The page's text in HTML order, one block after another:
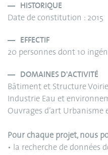
HISTORIQUE
Date de constitution : 2015
EFFECTIF
20 personnes dont 10
DOMAINES D'ACTIVITÉ
Bâtiment et Structure
Industrie Eau et
Ouvrages d’art
Pour chaque projet, nous
• la recherche de données